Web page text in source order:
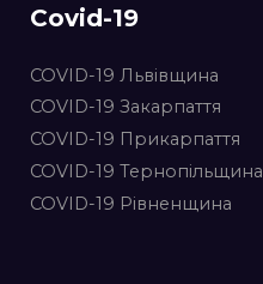
Covid-19
COVID-19 Львівщина
COVID-19 Закарпаття
COVID-19 Прикарпаття
COVID-19 Тернопільщина
COVID-19 Рівненщина